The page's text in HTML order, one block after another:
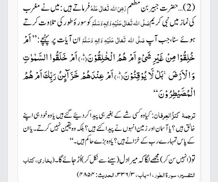
(2)
…حضرت جبیر بن مطعمرَضِیَ اللہ تَعَالٰی عَنْہُفرماتے ہیں :میں نے مغرب
کی نماز میں نبی کریمصَلَّی اللہ تَعَالٰی عَلَیْہِوَاٰلِہٖ وَسَلَّمَکو سورۂ طور کی تلاوت کرتے
ہوئے سنا،جب آپصَلَّی اللہ تَعَالٰی عَلَیْہِوَاٰلِہٖ وَسَلَّمَان آیات پر پہنچے:’’اَمْ
خُلِقُوْا مِنْ غَیْرِ شَیْءٍ اَمْ هُمُ الْخٰلِقُوْنَؕ(۳۵) اَمْ خَلَقُوا السَّمٰوٰتِ
وَ الْاَرْضَۚ-بَلْ لَّا یُوْقِنُوْنَؕ(۳۶) اَمْ عِنْدَهُمْ خَزَآىٕنُ رَبِّكَ اَمْ هُمُ
الْمُصَۜیْطِرُوْنَ‘‘
ترجمۂکنزُ العِرفان: کیا وہ کسی شے کے بغیر ہی پیدا کردئیے گئے ہیں یا وہ خود ہی اپنے
خالق ہیں ؟ یا آسمان اور زمین انہوں نے پیدا کئے ہیں ؟ بلکہ وہ یقین نہیں کرتے۔یا ان
کے پاس تمہارے رب کے خزانے ہیں ؟یا وہ بڑے حاکم ہیں۔‘‘
تو(انہیں سن کر)مجھے لگا کہ میرا دل(سینے سے نکل کر)اُڑ جائے گا۔(بخاری، کتاب
التفسیر، سورۃ الطور،۱- باب،۳ / ۳۳۶ ، الحدیث:۴۸۵۴)